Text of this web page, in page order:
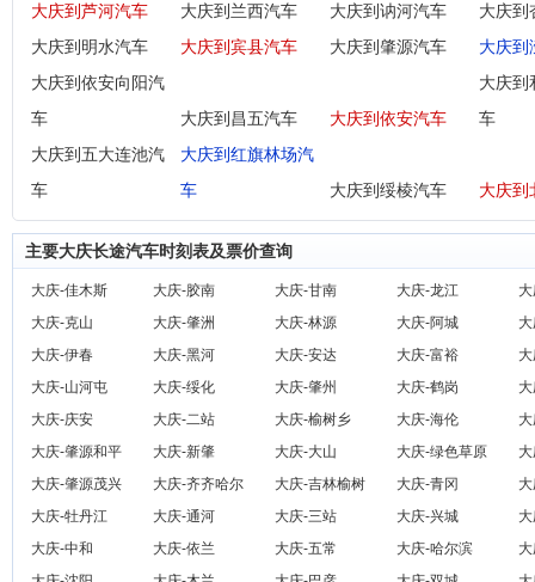
大庆到芦河汽车 大庆到兰西汽车 大庆到讷河汽车
大庆到
大庆到明水汽车
大庆到宾县汽车 大庆到肇源汽车
大庆到
大庆到依安向阳汽
车
大庆到昌五汽车 大庆到依安汽车
大庆到
车
大庆到五大连池汽
车
大庆到红旗林场汽
车
大庆到绥棱汽车 大庆到
主要大庆长途汽车时刻表及票价查询
大庆-佳木斯 大庆-胶南 大庆-甘南 大庆-龙江
大庆-克山
大庆-肇洲 大庆-林源 大庆-阿城
大庆-伊春
大庆-黑河 大庆-安达 大庆-富裕
大庆-山河屯
大庆-绥化 大庆-肇州 大庆-鹤岗
大庆-庆安
大庆-二站 大庆-榆树乡 大庆-海伦
大庆-肇源和平
大庆-新肇 大庆-大山 大庆-绿色草原
大庆-肇源茂兴
大庆-齐齐哈尔 大庆-吉林榆树 大庆-青冈
大庆-牡丹江
大庆-通河 大庆-三站 大庆-兴城
大庆-中和
大庆-依兰 大庆-五常 大庆-哈尔滨